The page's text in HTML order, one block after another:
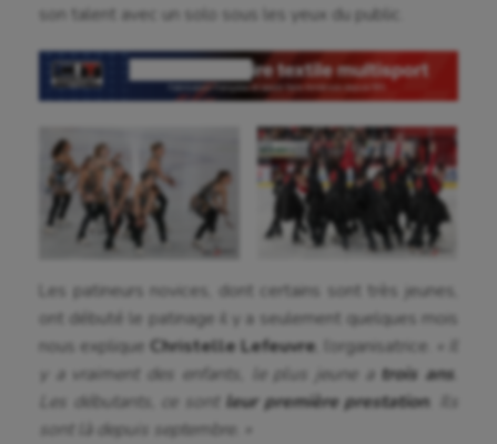
Aéronautique
Auto
son talent avec un solo sous les yeux du public.
Les patineurs novices, dont certains sont très jeunes,
ont débuté le patinage il y a seulement quelques mois
nous explique Christelle Lefeuvre , l’organisatrice.
y a vraiment des enfants, le plus jeune a trois ans.
Les débutants, ce sont leur première prestation. Ils
sont là depuis septembre. »